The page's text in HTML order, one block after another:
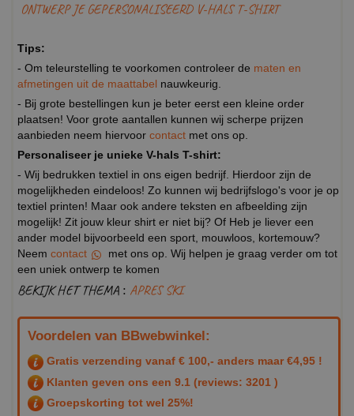
ONTWERP JE GEPERSONALISEERD V-HALS T-SHIRT
Tips:
- Om teleurstelling te voorkomen controleer de maten en
afmetingen uit de maattabel nauwkeurig.
- Bij grote bestellingen kun je beter eerst een kleine order
plaatsen! Voor grote aantallen kunnen wij scherpe prijzen
aanbieden neem hiervoor contact met ons op.
Personaliseer je unieke V-hals T-shirt:
- Wij bedrukken textiel in ons eigen bedrijf. Hierdoor zijn de
mogelijkheden eindeloos! Zo kunnen wij bedrijfslogo's voor je op
textiel printen! Maar ook andere teksten en afbeelding zijn
mogelijk! Zit jouw kleur shirt er niet bij? Of Heb je liever een
ander model bijvoorbeeld een sport, mouwloos, kortemouw?
Neem contact
met ons op. Wij helpen je graag verder om tot
een uniek ontwerp te komen
BEKIJK HET THEMA : APRES SKI
Voordelen van BBwebwinkel:
Gratis verzending vanaf € 100,- anders maar €4,95 !
Klanten geven ons een 9.1 (reviews: 3201 )
Groepskorting tot wel 25%!